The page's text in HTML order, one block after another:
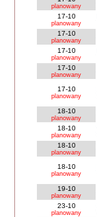
planowany
17-10
planowany
17-10
planowany
17-10
planowany
17-10
planowany
17-10
planowany
18-10
planowany
18-10
planowany
18-10
planowany
18-10
planowany
19-10
planowany
23-10
planowany